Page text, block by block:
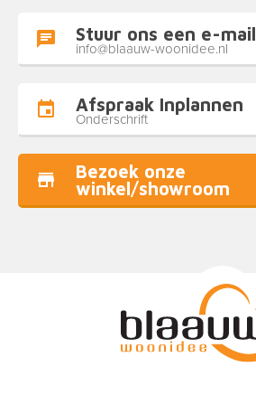
Stuur ons een e-mail
info@blaauw-woonidee.nl
Afspraak Inplannen
Onderschrift
Bezoek onze
winkel/showroom